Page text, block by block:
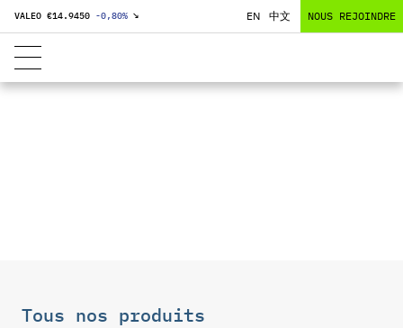
VALEO €14.9450 -0,80% ↘ EN 中文 NOUS REJOINDRE
Tous nos produits